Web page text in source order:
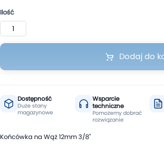
Ilość
Dodaj do
Dostępność
Duże stany
magazynowe
Wsparcie
techniczne
Pomożemy dobrać
rozwiązanie
Końcówka na Wąż 12mm 3/8"